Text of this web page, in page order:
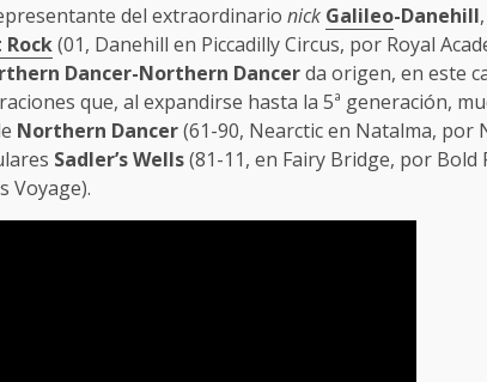
del extraordinario nick Galileo-Danehill
(01, Danehill en Piccadilly Circus, por Royal
Dancer-Northern Dancerda origen, en este
que, al expandirse hasta la 5ª generación,
Northern Dancer(61-90, Nearctic en Natalma, por
Sadler’s Wells(81-11, en Fairy Bridge, por Bold
Voyage).